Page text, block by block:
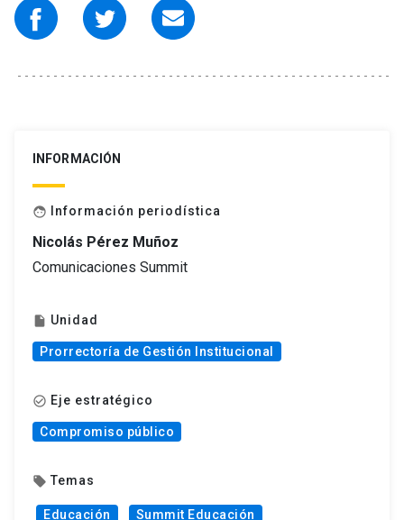
INFORMACIÓN
face Información periodística
Nicolás Pérez Muñoz
Comunicaciones Summit
insert_drive_file Unidad
Prorrectoría de Gestión Institucional
check_circle_outline Eje estratégico
Compromiso público
local_offer Temas
Educación Summit Educación